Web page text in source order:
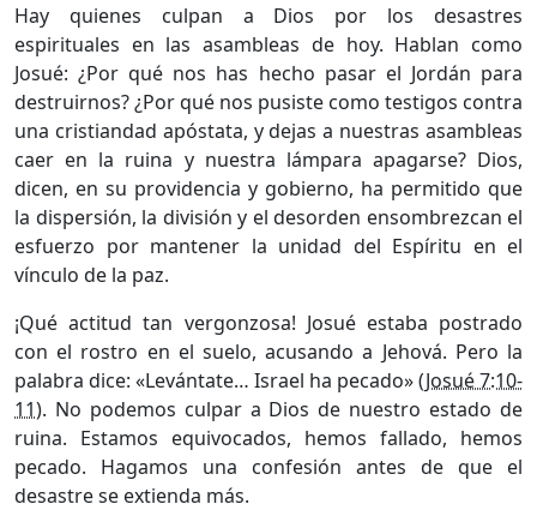
Hay quienes culpan a Dios por los desastres
espirituales en las asambleas de hoy. Hablan como
Josué: ¿Por qué nos has hecho pasar el Jordán para
destruirnos? ¿Por qué nos pusiste como testigos contra
una cristiandad apóstata, y dejas a nuestras asambleas
caer en la ruina y nuestra lámpara apagarse? Dios,
dicen, en su providencia y gobierno, ha permitido que
la dispersión, la división y el desorden ensombrezcan el
esfuerzo por mantener la unidad del Espíritu en el
vínculo de la paz.
¡Qué actitud tan vergonzosa! Josué estaba postrado
con el rostro en el suelo, acusando a Jehová. Pero la
palabra dice: «Levántate… Israel ha pecado» (Josué 7:10-
11). No podemos culpar a Dios de nuestro estado de
ruina. Estamos equivocados, hemos fallado, hemos
pecado. Hagamos una confesión antes de que el
desastre se extienda más.